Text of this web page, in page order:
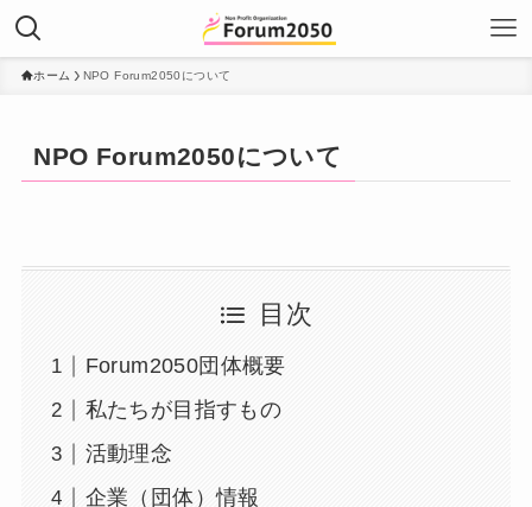
ホーム NPO Forum2050について
NPO Forum2050について
目次
Forum2050団体概要
私たちが目指すもの
活動理念
企業（団体）情報